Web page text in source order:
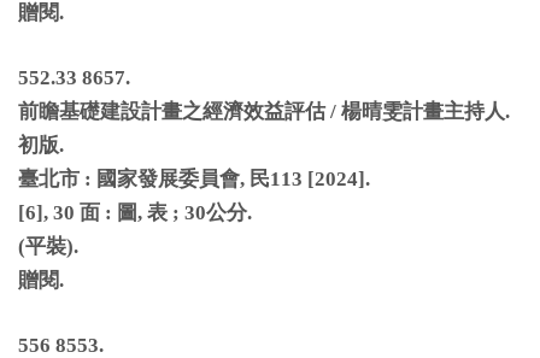
贈閱.
552.33 8657.
前瞻基礎建設計畫之經濟效益評估/ 楊晴雯計畫主持人.
初版.
臺北市 : 國家發展委員會, 民113 [2024].
[6], 30 面 : 圖, 表 ; 30公分.
(平裝).
贈閱.
556 8553.